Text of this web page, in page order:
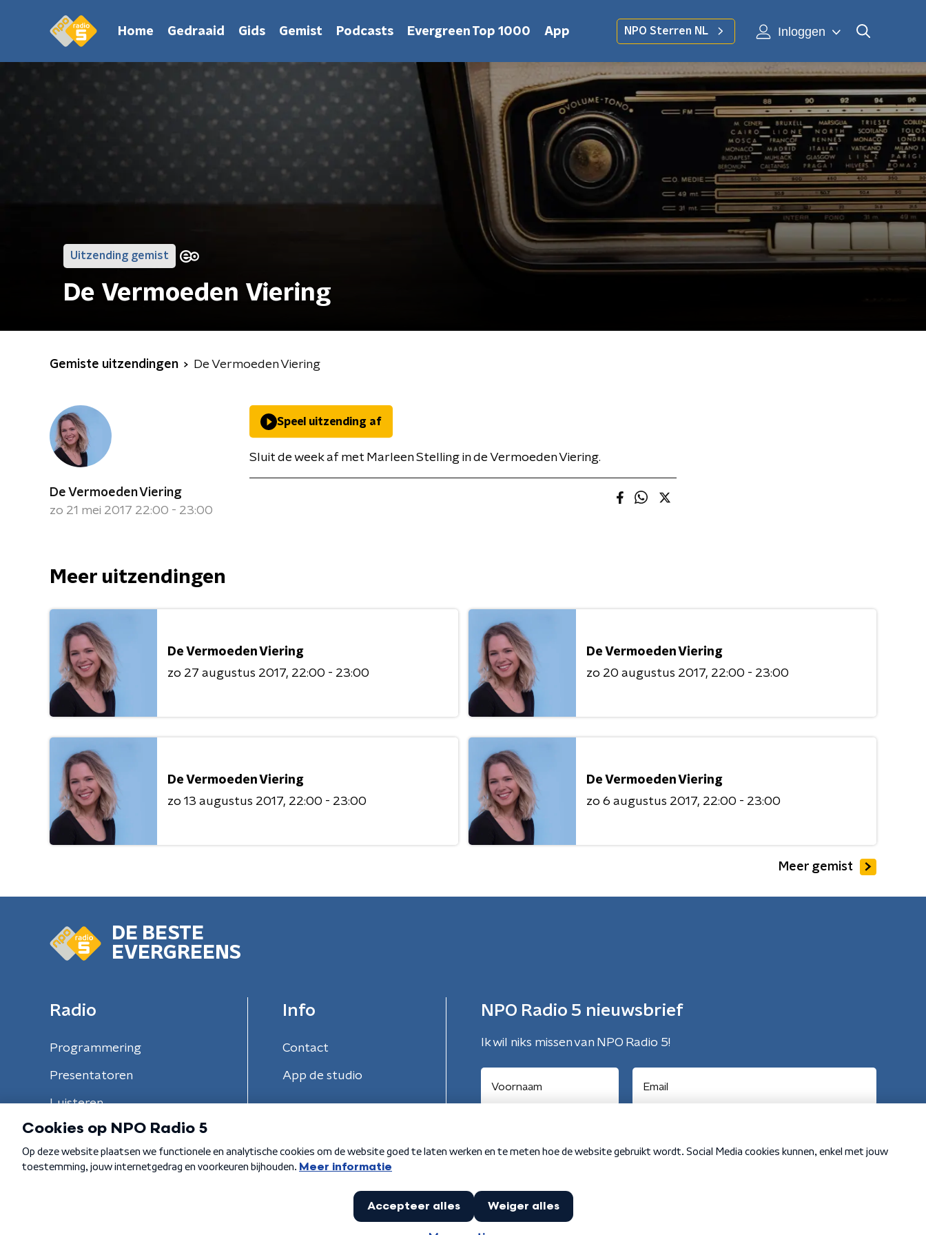
Home Gedraaid Gids Gemist Podcasts Evergreen Top 1000 App NPO Sterren NL Inloggen
Uitzending gemist
De Vermoeden Viering
Gemiste uitzendingen De Vermoeden Viering
De Vermoeden Viering
zo 21 mei 2017 22:00 - 23:00
Speel uitzending af
Sluit de week af met Marleen Stelling in de Vermoeden Viering.
Meer uitzendingen
De Vermoeden Viering
zo 27 augustus 2017 22:00 - 23:00
De Vermoeden Viering
zo 20 augustus 2017 22:00 - 23:00
De Vermoeden Viering
zo 13 augustus 2017 22:00 - 23:00
De Vermoeden Viering
zo 6 augustus 2017 22:00 - 23:00
Meer gemist
DE BESTE
EVERGREENS
Radio
Programmering
Presentatoren
Luisteren
Info
Contact
App de studio
NPO Radio 5 nieuwsbrief
Ik wil niks missen van NPO Radio 5!
Algemene voorwaarden Privacybeleid